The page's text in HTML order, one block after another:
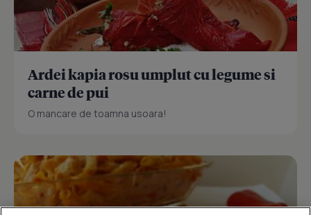
Ardei kapia rosu umplut cu legume si
carne de pui
O mancare de toamna usoara!